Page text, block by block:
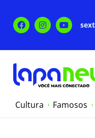
Cultura Famosos